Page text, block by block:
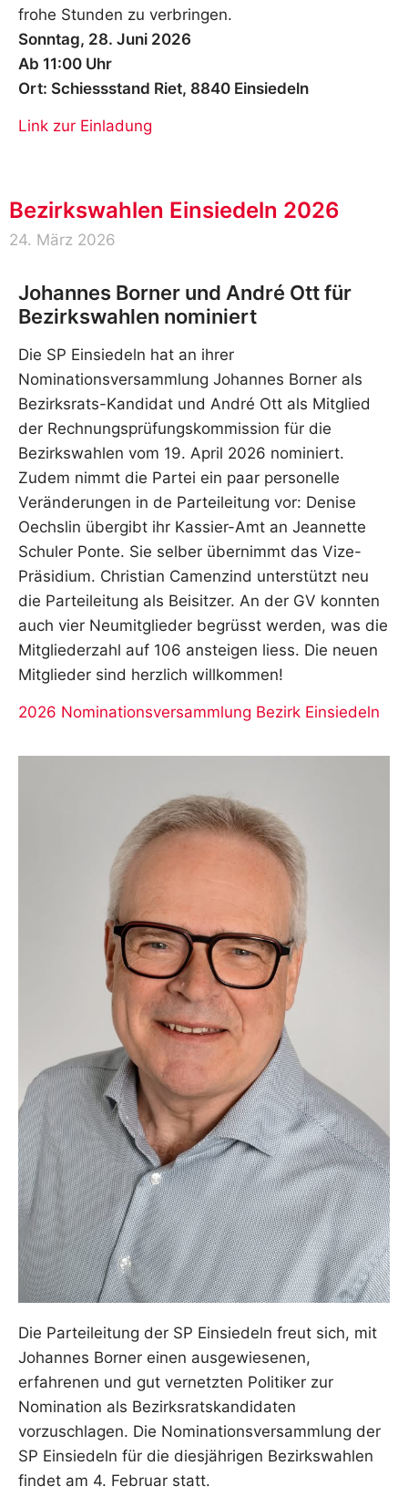
frohe Stunden zu verbringen.
Sonntag, 28. Juni 2026
Ab 11:00 Uhr
Ort: Schiessstand Riet, 8840 Einsiedeln
Link zur Einladung
Bezirkswahlen Einsiedeln 2026
24. März 2026
Johannes Borner und André Ott für
Bezirkswahlen nominiert
Die SP Einsiedeln hat an ihrer
Nominationsversammlung Johannes Borner als
Bezirksrats-Kandidat und André Ott als Mitglied
der Rechnungsprüfungskommission für die
Bezirkswahlen vom 19. April 2026 nominiert.
Zudem nimmt die Partei ein paar personelle
Veränderungen in de Parteileitung vor: Denise
Oechslin übergibt ihr Kassier-Amt an Jeannette
Schuler Ponte. Sie selber übernimmt das Vize-
Präsidium. Christian Camenzind unterstützt neu
die Parteileitung als Beisitzer. An der GV konnten
auch vier Neumitglieder begrüsst werden, was die
Mitgliederzahl auf 106 ansteigen liess. Die neuen
Mitglieder sind herzlich willkommen!
2026 Nominationsversammlung Bezirk Einsiedeln
Die Parteileitung der SP Einsiedeln freut sich, mit
Johannes Borner einen ausgewiesenen,
erfahrenen und gut vernetzten Politiker zur
Nomination als Bezirksratskandidaten
vorzuschlagen. Die Nominationsversammlung der
SP Einsiedeln für die diesjährigen Bezirkswahlen
findet am 4. Februar statt.